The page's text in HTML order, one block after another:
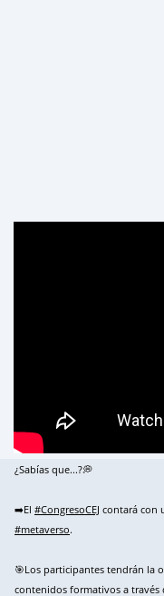
¿Sabías que...?💭
➡️El #CongresoCEJ contará con
#metaverso.
🎯Los participantes tendrán la
contenidos formativos a través